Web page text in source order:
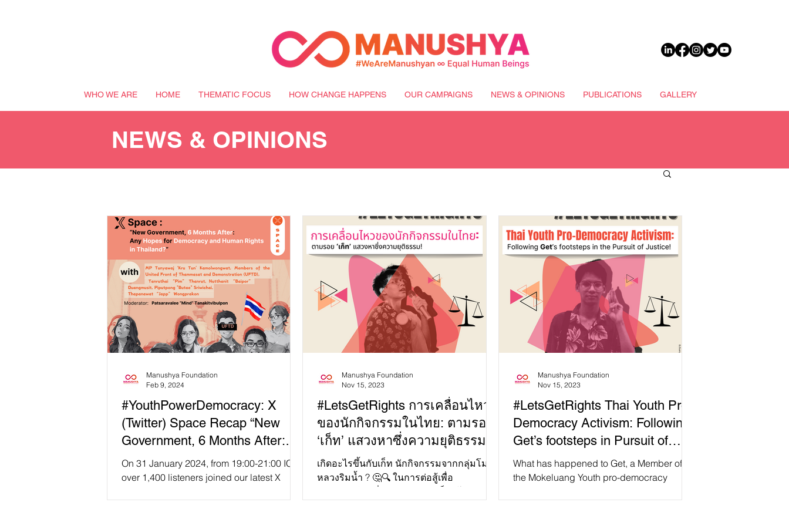
WHO WE ARE HOME THEMATIC FOCUS HOW CHANGE HAPPENS OUR CAMPAIGNS NEWS & OPINIONS PUBLICATIONS GALLERY
NEWS & OPINIONS
#YouthPowerDemocracy: X
(Twitter) Space Recap “New
Government, 6 Months After:
Any Hopes for Democracy and
Human Rights in Thailand?”
On 31 January 2024, from 19:00-21:00 ICT,
over 1,400 listeners joined our latest X
Manushya Foundation
Feb 9, 2024
#LetsGetRights การเคลื่อนไหว
ของนักกิจกรรมในไทย: ตามรอย
‘เก็ท’ แสวงหาซึ่งความยุติธรรม!
เกิดอะไรขึ้นกับเก็ท นักกิจกรรมจากกลุ่มโมก
หลวงริมน้ำ ? 🤔🔍 ในการต่อสู้เพื่อ
Manushya Foundation
Nov 15, 2023
#LetsGetRights Thai Youth Pro-
Democracy Activism: Following
Get’s footsteps in Pursuit of
Justice!
What has happened to Get, a Member of
the Mokeluang Youth pro-democracy
Manushya Foundation
Nov 15, 2023